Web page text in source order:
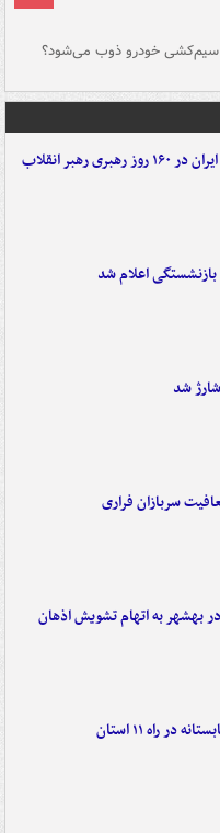
سیم‌کشی خودرو ذوب می‌شود؟
اعلام شد
سربازان فراری
۶ نفر در بهشهر به اتهام تشویش اذهان
در راه ۱۱ استان